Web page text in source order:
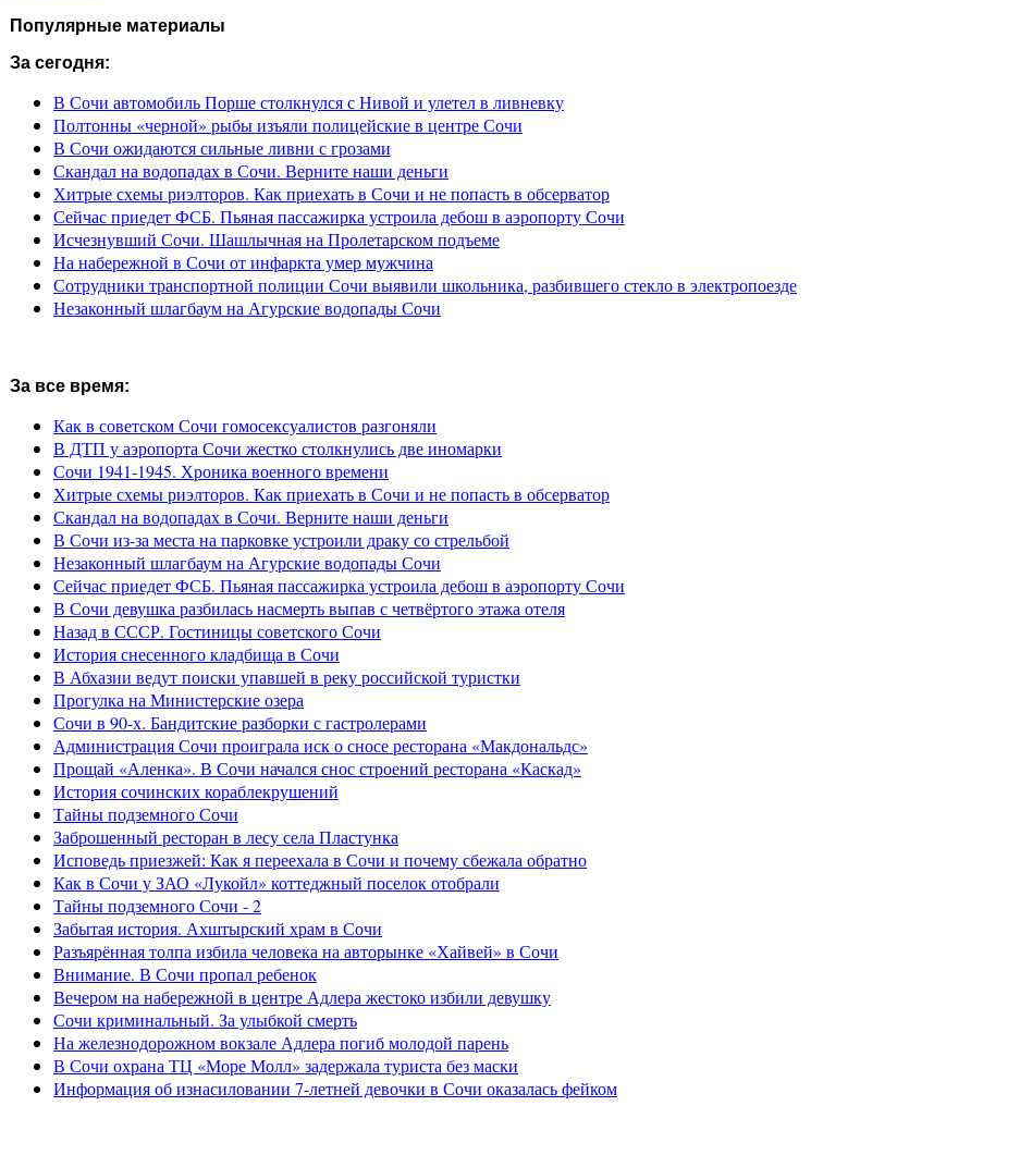
Популярные материалы
За сегодня:
В Сочи автомобиль Порше столкнулся с Нивой и улетел в ливневку
Полтонны «черной» рыбы изъяли полицейские в центре Сочи
В Сочи ожидаются сильные ливни с грозами
Скандал на водопадах в Сочи. Верните наши деньги
Хитрые схемы риэлторов. Как приехать в Сочи и не попасть в обсерватор
Сейчас приедет ФСБ. Пьяная пассажирка устроила дебош в аэропорту Сочи
Исчезнувший Сочи. Шашлычная на Пролетарском подъеме
На набережной в Сочи от инфаркта умер мужчина
Сотрудники транспортной полиции Сочи выявили школьника, разбившего стекло в электропоезде
Незаконный шлагбаум на Агурские водопады Сочи
За все время:
Как в советском Сочи гомосексуалистов разгоняли
В ДТП у аэропорта Сочи жестко столкнулись две иномарки
Сочи 1941-1945. Хроника военного времени
Хитрые схемы риэлторов. Как приехать в Сочи и не попасть в обсерватор
Скандал на водопадах в Сочи. Верните наши деньги
В Сочи из-за места на парковке устроили драку со стрельбой
Незаконный шлагбаум на Агурские водопады Сочи
Сейчас приедет ФСБ. Пьяная пассажирка устроила дебош в аэропорту Сочи
В Сочи девушка разбилась насмерть выпав с четвёртого этажа отеля
Назад в СССР. Гостиницы советского Сочи
История снесенного кладбища в Сочи
В Абхазии ведут поиски упавшей в реку российской туристки
Прогулка на Министерские озера
Сочи в 90-х. Бандитские разборки с гастролерами
Администрация Сочи проиграла иск о сносе ресторана «Макдональдс»
Прощай «Аленка». В Сочи начался снос строений ресторана «Каскад»
История сочинских кораблекрушений
Тайны подземного Сочи
Заброшенный ресторан в лесу села Пластунка
Исповедь приезжей: Как я переехала в Сочи и почему сбежала обратно
Как в Сочи у ЗАО «Лукойл» коттеджный поселок отобрали
Тайны подземного Сочи - 2
Забытая история. Ахштырский храм в Сочи
Разъярённая толпа избила человека на авторынке «Хайвей» в Сочи
Внимание. В Сочи пропал ребенок
Вечером на набережной в центре Адлера жестоко избили девушку
Сочи криминальный. За улыбкой смерть
На железнодорожном вокзале Адлера погиб молодой парень
В Сочи охрана ТЦ «Море Молл» задержала туриста без маски
Информация об изнасиловании 7-летней девочки в Сочи оказалась фейком